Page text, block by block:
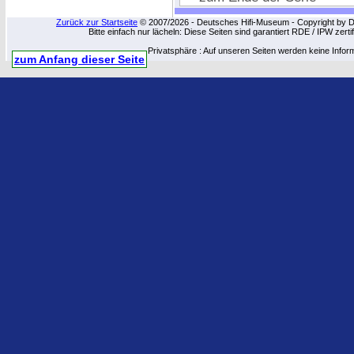
Zurück zur Startseite © 2007/2026 - Deutsches Hifi-Museum - Copyright by
Bitte einfach nur lächeln: Diese Seiten sind garantiert RDE / IPW
Privatsphäre : Auf unseren Seiten werden keine
zum Anfang dieser Seite